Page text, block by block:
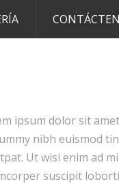
ipsum dolor sit
nibh euismod
Ut wisi enim ad
suscipit